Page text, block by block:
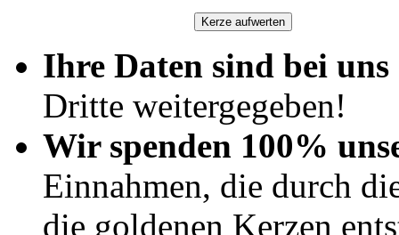
Ihre Daten sind bei uns
Dritte weitergegeben!
Wir spenden 100%
Einnahmen, die durch
die goldenen Kerzen